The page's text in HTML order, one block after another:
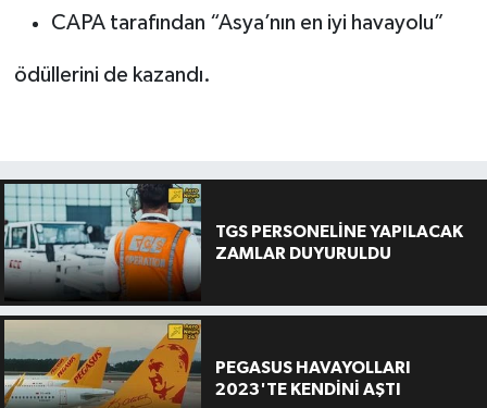
CAPA tarafından “Asya’nın en iyi havayolu”
ödüllerini de kazandı.
TGS PERSONELİNE YAPILACAK
ZAMLAR DUYURULDU
PEGASUS HAVAYOLLARI
2023'TE KENDİNİ AŞTI